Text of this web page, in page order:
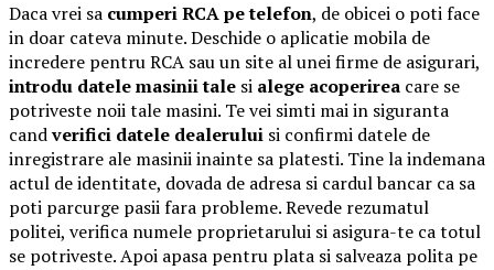
Daca vrei sa cumperi RCA pe telefon, de obicei o poti face
in doar cateva minute. Deschide o aplicatie mobila de
incredere pentru RCA sau un site al unei firme de asigurari,
introdu datele masinii tale si alege acoperirea care se
potriveste noii tale masini. Te vei simti mai in siguranta
candverifici datele dealerului si confirmi datele de
inregistrare ale masinii inainte sa platesti. Tine la indemana
actul de identitate, dovada de adresa si cardul bancar ca sa
poti parcurge pasii fara probleme. Revede rezumatul
politei, verifica numele proprietarului si asigura-te ca totul
se potriveste. Apoi apasa pentru plata si salveaza polita pe